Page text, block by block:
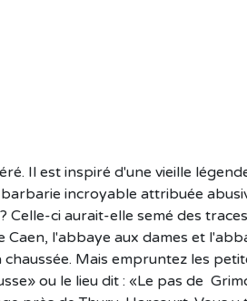
Il est inspiré d'une vieille
incroyable attribuée
ci aurait-elle semé des
Caen, l'abbaye aux dames et
Mais empruntez les
ou le lieu dit : «Le pas de